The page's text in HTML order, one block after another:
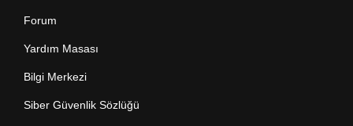
Forum
Yardım Masası
Bilgi Merkezi
Siber Güvenlik Sözlüğü